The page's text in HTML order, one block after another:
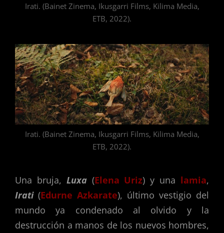
Irati. (Bainet Zinema, Ikusgarri Films, Kilima Media,
ETB, 2022).
Irati. (Bainet Zinema, Ikusgarri Films, Kilima Media,
ETB, 2022).
Una bruja, Luxa(Elena Uriz) y una lamia,
Irati(Edurne Azkarate), último vestigio del
mundo ya condenado al olvido y la
destrucción a manos de los nuevos hombres,